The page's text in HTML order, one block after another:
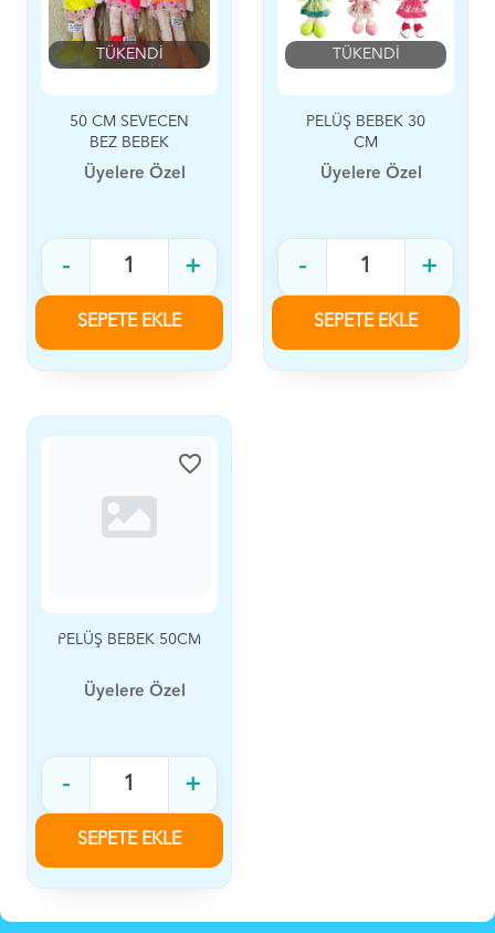
TÜKENDİ
50 CM SEVECEN
BEZ BEBEK
Üyelere Özel
- +
SEPETE EKLE
TÜKENDİ
PELÜŞ BEBEK 30
CM
Üyelere Özel
- +
SEPETE EKLE
favorite_border
PELÜŞ BEBEK 50CM
Üyelere Özel
- +
SEPETE EKLE